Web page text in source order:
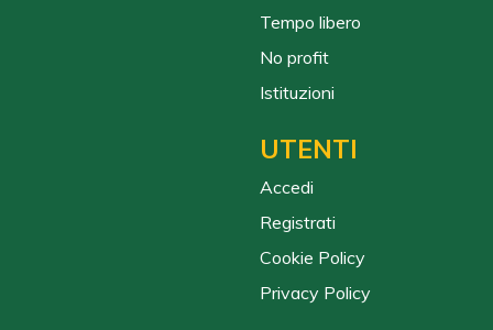
Tempo libero
No profit
Istituzioni
UTENTI
Accedi
Registrati
Cookie Policy
Privacy Policy